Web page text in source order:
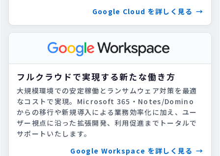
Google Cloud を詳しく見る
フルクラウドで実現する新たな働き方
大規模環境での安定稼働とランサムウェア対策を最適
なコストで実現。Microsoft 365・Notes/Domino
からの移行や新規導入による業務効率化に加え、ユー
ザー視点に沿った拡張開発、利用促進までトータルで
サポートいたします。
Google Workspace を詳しく見る